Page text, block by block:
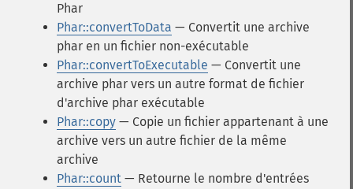
Phar
Phar::convertToData — Convertit une archive
phar en un fichier non-exécutable
Phar::convertToExecutable — Convertit une
archive phar vers un autre format de fichier
d'archive phar exécutable
Phar::copy — Copie un fichier appartenant à une
archive vers un autre fichier de la même
archive
Phar::count — Retourne le nombre d'entrées